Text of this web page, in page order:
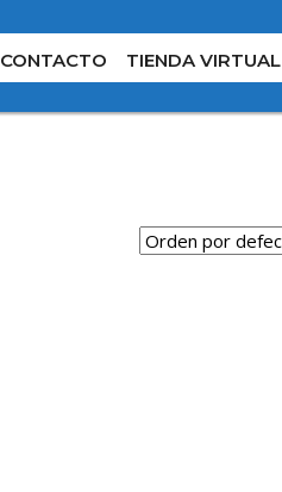
CONTACTO TIENDA VIRTUAL